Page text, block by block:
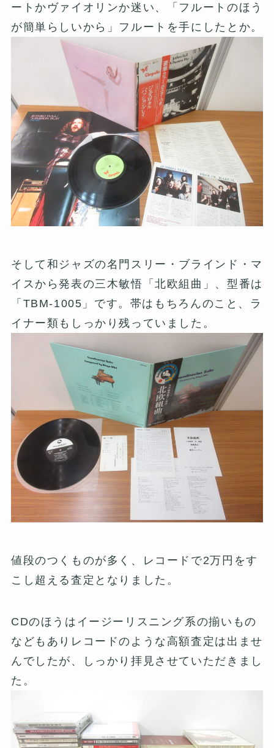
ートかヴァイオリンか迷い、「フルートのほう
が簡単らしいから」フルートを手にしたとか。
そして和ジャズの名門スリー・ブラインド・マ
イスから発表の三木敏悟「北欧組曲」、型番は
「TBM-1005」です。帯はもちろんのこと、ラ
イナー類もしっかり残っていました。
値段のつくものが多く、レコードで2万円をす
こし超える査定となりました。
CDのほうはイージーリスニング系の揃いもの
などもありレコードのような高額査定は出ませ
んでしたが、しっかり拝見させていただきまし
た。